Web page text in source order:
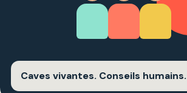
Caves vivantes. Conseils humains.